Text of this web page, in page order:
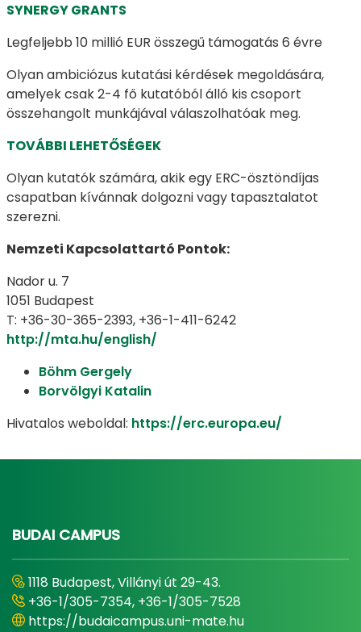
SYNERGY GRANTS
Legfeljebb 10 millió EUR összegű támogatás 6 évre
Olyan ambiciózus kutatási kérdések megoldására,
amelyek csak 2-4 fő kutatóból álló kis csoport
összehangolt munkájával válaszolhatóak meg.
TOVÁBBI LEHETŐSÉGEK
Olyan kutatók számára, akik egy ERC-ösztöndíjas
csapatban kívánnak dolgozni vagy tapasztalatot
szerezni.
Nemzeti Kapcsolattartó Pontok:
Nador u. 7
1051 Budapest
T: +36-30-365-2393, +36-1-411-6242
http://mta.hu/english/
Böhm Gergely
Borvölgyi Katalin
Hivatalos weboldal: https://erc.europa.eu/
BUDAI CAMPUS
1118 Budapest, Villányi út 29-43.
+36-1/305-7354, +36-1/305-7528
https://budaicampus.uni-mate.hu